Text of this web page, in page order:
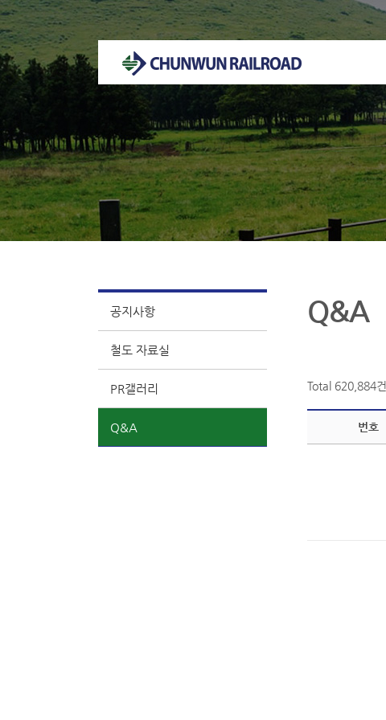
공지사항
철도 자료실
PR갤러리
Q&A
Q&A
Total 620,884건
번호